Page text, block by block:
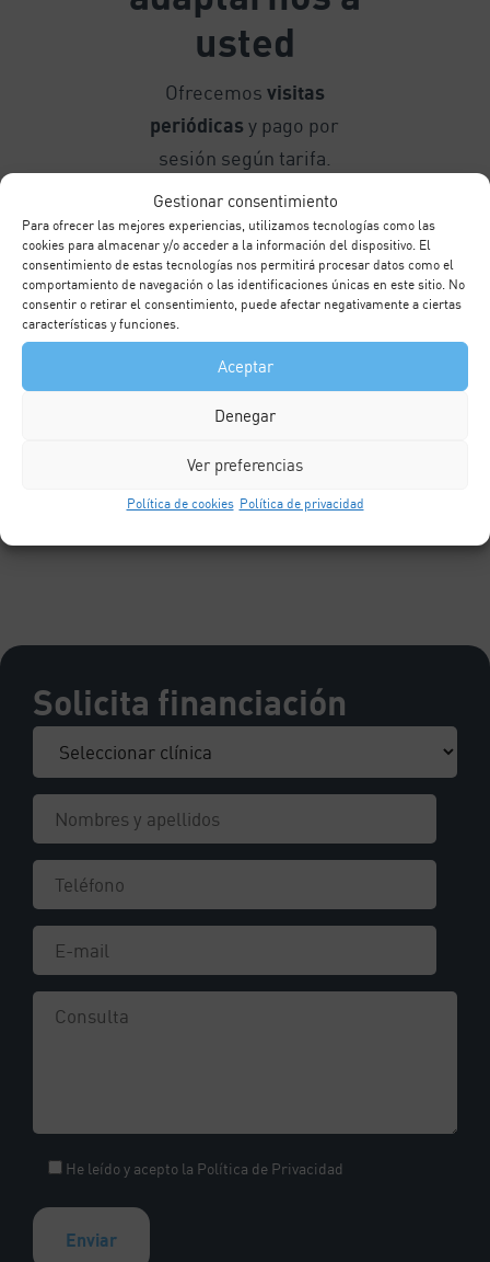
Gestionar consentimiento
Para ofrecer las mejores experiencias, utilizamos tecnologías como las
cookies para almacenar y/o acceder a la información del dispositivo. El
consentimiento de estas tecnologías nos permitirá procesar datos como el
comportamiento de navegación o las identificaciones únicas en este sitio. No
consentir o retirar el consentimiento, puede afectar negativamente a ciertas
características y funciones.
Aceptar
Denegar
Ver preferencias
Política de cookies Política de privacidad
usted
Ofrecemos visitas
periódicas y pago por
sesión según tarifa.
También puede optar por
un tratamiento global con
presupuesto previo, pagos
fraccionados o
financiación flexible
tiene seguro, infórmenos
para aprovechar su
cobertura. Además,
ofrecemos información en
videos y folletos.
Solicita financiación
He leído y acepto la Política de Privacidad